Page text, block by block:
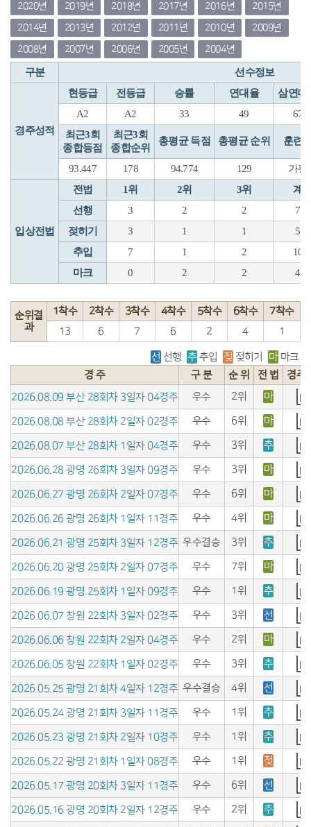
2020년
2019년 2018년 2017년 2016년
2015년
2014년
2013년 2012년 2011년 2010년
2009년
2008년
2007년 2006년 2005년 2004년
구분 선수정보
경주성적
현등급 전등급 승률 연대율
삼연대
A2
A2 33 49
67
최근3회
종합등점
최근3회
종합순위
총평균 득점 총평균 순위 훈련
93.447 178 94.774 129 가평
입상전법
전법 1위 2위 3위
계
선행
3 2 2
7
젖히기
3 1 1
5
추입
7 1 2
10
마크
0 2 2 4
순위결
과
1착수 2착수 3착수 4착수 5착수 6착수
7착수
13
6 7 6 2 4 1
선 선행 추 추입 젖 젖히기 마 마크
경 주
구 분 순 위 전 법
경주
2026.08.09 부산 28회차 3일자 04경주
우수 2위 마
2026.08.08 부산 28회차 2일자 02경주 우수 6위 마
2026.08.07 부산 28회차 1일자 04경주 우수 3위 추
2026.06.28 광명 26회차 3일자 09경주 우수 3위 마
2026.06.27 광명 26회차 2일자 07경주 우수 6위 마
2026.06.26 광명 26회차 1일자 11경주 우수 4위 마
2026.06.21 광명 25회차 3일자 12경주 우수결승 3위 추
2026.06.20 광명 25회차 2일자 07경주 우수 7위 마
2026.06.19 광명 25회차 1일자 09경주 우수 1위 추
2026.06.07 창원 22회차 3일자 02경주 우수 3위 선
2026.06.06 창원 22회차 2일자 04경주 우수 2위 마
2026.06.05 창원 22회차 1일자 02경주 우수 3위 추
2026.05.25 광명 21회차 4일자 12경주 우수결승 4위 선
2026.05.24 광명 21회차 3일자 11경주 우수 1위 추
2026.05.23 광명 21회차 2일자 10경주 우수 1위 추
2026.05.22 광명 21회차 1일자 08경주 우수 1위 젖
2026.05.17 광명 20회차 3일자 11경주 우수 6위 선
2026.05.16 광명 20회차 2일자 12경주 우수 2위 추